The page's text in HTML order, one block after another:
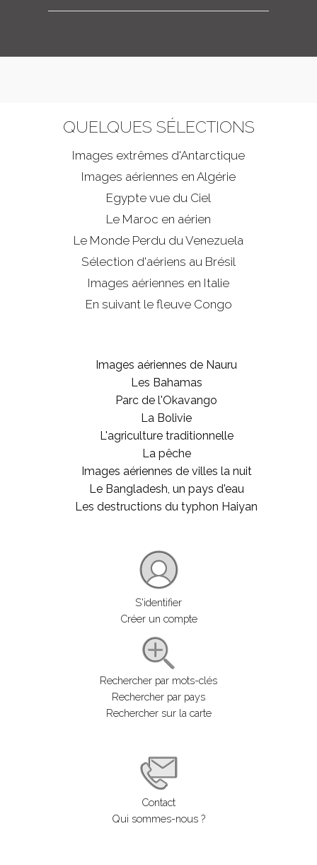
QUELQUES SÉLECTIONS
Images extrêmes d'Antarctique
Images aériennes en Algérie
Egypte vue du Ciel
Le Maroc en aérien
Le Monde Perdu du Venezuela
Sélection d'aériens au Brésil
Images aériennes en Italie
En suivant le fleuve Congo
Images aériennes de Nauru
Les Bahamas
Parc de l'Okavango
La Bolivie
L'agriculture traditionnelle
La pêche
Images aériennes de villes la nuit
Le Bangladesh, un pays d'eau
Les destructions du typhon Haiyan
S'identifier
Créer un compte
Rechercher par mots-clés
Rechercher par pays
Rechercher sur la carte
Contact
Qui sommes-nous ?